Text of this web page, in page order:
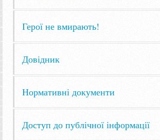
Герої не вмирають!
Довідник
Нормативні документи
Доступ до публічної інформації